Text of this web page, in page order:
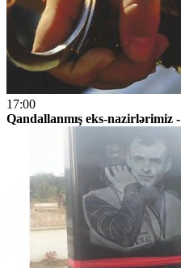
17:00
Qandallanmış eks-nazirlərimiz -